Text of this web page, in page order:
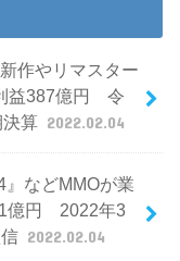
作やリマスター
益387億円 令
算 2022.02.04
などMMOが業
億円 2022年3
2022.02.04